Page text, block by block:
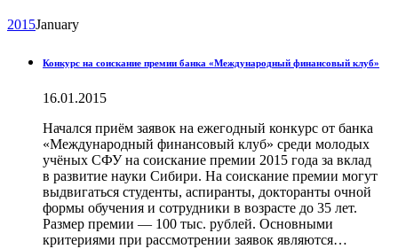
2015January
Конкурс на соискание премии банка «Международный финансовый клуб»
16.01.2015
Начался приём заявок на ежегодный конкурс от банка
«Международный финансовый клуб» среди молодых
учёных СФУ на соискание премии 2015 года за вклад
в развитие науки Сибири. На соискание премии могут
выдвигаться студенты, аспиранты, докторанты очной
формы обучения и сотрудники в возрасте до 35 лет.
Размер премии — 100 тыс. рублей. Основными
критериями при рассмотрении заявок являются…